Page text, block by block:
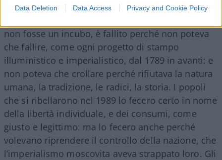
Data Deletion Data Access Privacy and Cookie Policy
al superamento delle nazioni e magari pure delle
non fosse un incubo, è fallito perché non poteva
che fallire, come ogni progetto di stampo
illuministico e imperialistico, dal 1789 in avanti: e
non poteva che crollare perché rifiutava la natura
umana, la tradizione, le radici, la storia. I popoli
che si ribellarono nel 1989 lo fecero certo in nome
della libertà individuale, e dei consumi, come
giusto e legittimo: ma lo fecero anche perché
volevano riprendere il controllo della nazione, che
l’imperialismo moscovita aveva strappato loro. Gli